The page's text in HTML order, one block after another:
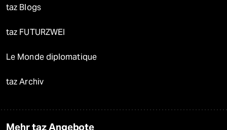
taz Blogs
taz FUTURZWEI
Le Monde diplomatique
taz Archiv
Mehr taz Angebote